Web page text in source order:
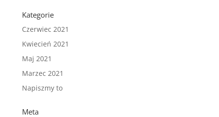
Kategorie
Czerwiec 2021
Kwiecień 2021
Maj 2021
Marzec 2021
Napiszmy to
Meta